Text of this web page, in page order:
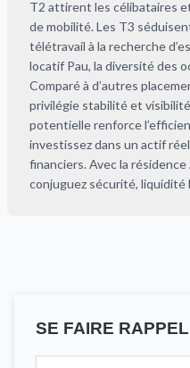
T2 attirent les célibataires
de mobilité. Les T3
télétravail à la recherche
locatif Pau, la diversité des
Comparé à d’autres
privilégie stabilité et
potentielle renforce
investissez dans un actif
financiers. Avec la résidence
conjuguez sécurité,
SE FAIRE